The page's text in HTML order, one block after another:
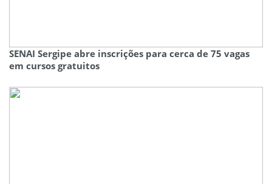
SENAI Sergipe abre inscrições para cerca de 75 vagas
em cursos gratuitos